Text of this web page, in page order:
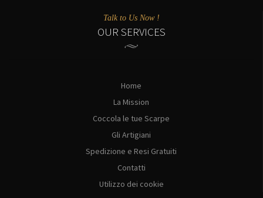
Talk to Us Now !
OUR SERVICES
Home
La Mission
Coccola le tue Scarpe
Gli Artigiani
Spedizione e Resi Gratuiti
Contatti
Utilizzo dei cookie